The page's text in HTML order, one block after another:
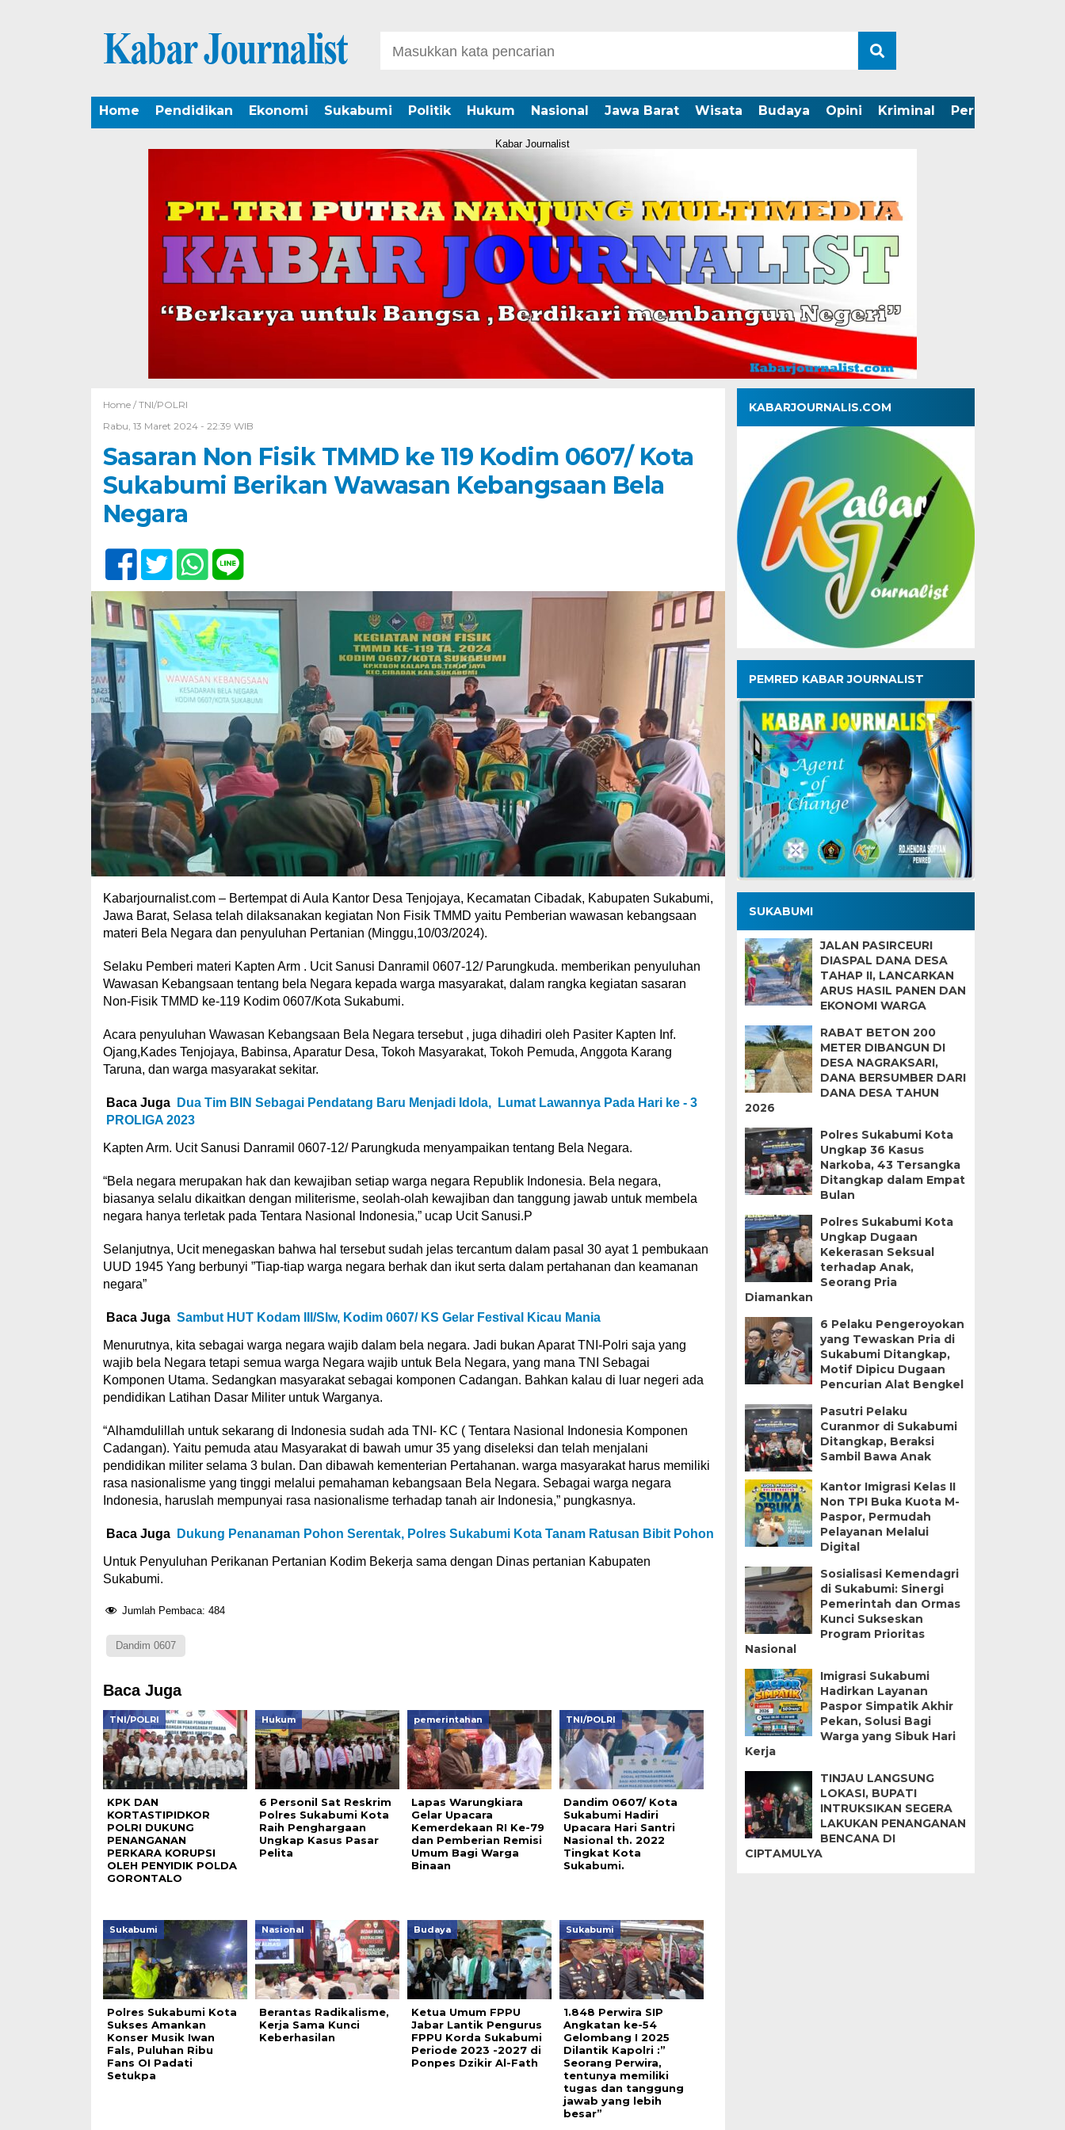
Home Pendidikan Ekonomi Sukabumi Politik Hukum Nasional Jawa Barat Wisata Budaya Opini Kriminal Peristiwa
Kabar Journalist
Home / TNI/POLRI
Rabu, 13 Maret 2024 - 22:39 WIB
Sasaran Non Fisik TMMD ke 119 Kodim 0607/ Kota
Sukabumi Berikan Wawasan Kebangsaan Bela
Negara
Kabarjournalist.com – Bertempat di Aula Kantor Desa Tenjojaya, Kecamatan Cibadak, Kabupaten Sukabumi,
Jawa Barat, Selasa telah dilaksanakan kegiatan Non Fisik TMMD yaitu Pemberian wawasan kebangsaan
materi Bela Negara dan penyuluhan Pertanian (Minggu,10/03/2024).
Selaku Pemberi materi Kapten Arm . Ucit Sanusi Danramil 0607-12/ Parungkuda. memberikan penyuluhan
Wawasan Kebangsaan tentang bela Negara kepada warga masyarakat, dalam rangka kegiatan sasaran
Non-Fisik TMMD ke-119 Kodim 0607/Kota Sukabumi.
Acara penyuluhan Wawasan Kebangsaan Bela Negara tersebut , juga dihadiri oleh Pasiter Kapten Inf.
Ojang,Kades Tenjojaya, Babinsa, Aparatur Desa, Tokoh Masyarakat, Tokoh Pemuda, Anggota Karang
Taruna, dan warga masyarakat sekitar.
Baca Juga
Dua Tim BIN Sebagai Pendatang Baru Menjadi Idola, Lumat Lawannya Pada Hari ke - 3
PROLIGA 2023
Kapten Arm. Ucit Sanusi Danramil 0607-12/ Parungkuda menyampaikan tentang Bela Negara.
“Bela negara merupakan hak dan kewajiban setiap warga negara Republik Indonesia. Bela negara,
biasanya selalu dikaitkan dengan militerisme, seolah-olah kewajiban dan tanggung jawab untuk membela
negara hanya terletak pada Tentara Nasional Indonesia,” ucap Ucit Sanusi.P
Selanjutnya, Ucit menegaskan bahwa hal tersebut sudah jelas tercantum dalam pasal 30 ayat 1 pembukaan
UUD 1945 Yang berbunyi ”Tiap-tiap warga negara berhak dan ikut serta dalam pertahanan dan keamanan
negara”
Baca Juga Sambut HUT Kodam III/Slw, Kodim 0607/ KS Gelar Festival Kicau Mania
Menurutnya, kita sebagai warga negara wajib dalam bela negara. Jadi bukan Aparat TNI-Polri saja yang
wajib bela Negara tetapi semua warga Negara wajib untuk Bela Negara, yang mana TNI Sebagai
Komponen Utama. Sedangkan masyarakat sebagai komponen Cadangan. Bahkan kalau di luar negeri ada
pendidikan Latihan Dasar Militer untuk Warganya.
“Alhamdulillah untuk sekarang di Indonesia sudah ada TNI- KC ( Tentara Nasional Indonesia Komponen
Cadangan). Yaitu pemuda atau Masyarakat di bawah umur 35 yang diseleksi dan telah menjalani
pendidikan militer selama 3 bulan. Dan dibawah kementerian Pertahanan. warga masyarakat harus memiliki
rasa nasionalisme yang tinggi melalui pemahaman kebangsaan Bela Negara. Sebagai warga negara
Indonesia, haruslah mempunyai rasa nasionalisme terhadap tanah air Indonesia,” pungkasnya.
Baca Juga Dukung Penanaman Pohon Serentak, Polres Sukabumi Kota Tanam Ratusan Bibit Pohon
Untuk Penyuluhan Perikanan Pertanian Kodim Bekerja sama dengan Dinas pertanian Kabupaten
Sukabumi.
Jumlah Pembaca: 484
Dandim 0607
Baca Juga
TNI/POLRI
KPK DAN
KORTASTIPIDKOR
POLRI DUKUNG
PENANGANAN
PERKARA KORUPSI
OLEH PENYIDIK POLDA
GORONTALO
Hukum
6 Personil Sat Reskrim
Polres Sukabumi Kota
Raih Penghargaan
Ungkap Kasus Pasar
Pelita
pemerintahan
Lapas Warungkiara
Gelar Upacara
Kemerdekaan RI Ke-79
dan Pemberian Remisi
Umum Bagi Warga
Binaan
TNI/POLRI
Dandim 0607/ Kota
Sukabumi Hadiri
Upacara Hari Santri
Nasional th. 2022
Tingkat Kota
Sukabumi.
Sukabumi
Polres Sukabumi Kota
Sukses Amankan
Konser Musik Iwan
Fals, Puluhan Ribu
Fans OI Padati
Setukpa
Nasional
Berantas Radikalisme,
Kerja Sama Kunci
Keberhasilan
Budaya
Ketua Umum FPPU
Jabar Lantik Pengurus
FPPU Korda Sukabumi
Periode 2023 -2027 di
Ponpes Dzikir Al-Fath
Sukabumi
1.848 Perwira SIP
Angkatan ke-54
Gelombang I 2025
Dilantik Kapolri :”
Seorang Perwira,
tentunya memiliki
tugas dan tanggung
jawab yang lebih
besar”
KABARJOURNALIS.COM
PEMRED KABAR JOURNALIST
SUKABUMI
JALAN PASIRCEURI
DIASPAL DANA DESA
TAHAP II, LANCARKAN
ARUS HASIL PANEN DAN
EKONOMI WARGA
RABAT BETON 200
METER DIBANGUN DI
DESA NAGRAKSARI,
DANA BERSUMBER DARI
DANA DESA TAHUN
2026
Polres Sukabumi Kota
Ungkap 36 Kasus
Narkoba, 43 Tersangka
Ditangkap dalam Empat
Bulan
Polres Sukabumi Kota
Ungkap Dugaan
Kekerasan Seksual
terhadap Anak,
Seorang Pria
Diamankan
6 Pelaku Pengeroyokan
yang Tewaskan Pria di
Sukabumi Ditangkap,
Motif Dipicu Dugaan
Pencurian Alat Bengkel
Pasutri Pelaku
Curanmor di Sukabumi
Ditangkap, Beraksi
Sambil Bawa Anak
Kantor Imigrasi Kelas II
Non TPI Buka Kuota M-
Paspor, Permudah
Pelayanan Melalui
Digital
Sosialisasi Kemendagri
di Sukabumi: Sinergi
Pemerintah dan Ormas
Kunci Sukseskan
Program Prioritas
Nasional
Imigrasi Sukabumi
Hadirkan Layanan
Paspor Simpatik Akhir
Pekan, Solusi Bagi
Warga yang Sibuk Hari
Kerja
TINJAU LANGSUNG
LOKASI, BUPATI
INTRUKSIKAN SEGERA
LAKUKAN PENANGANAN
BENCANA DI
CIPTAMULYA